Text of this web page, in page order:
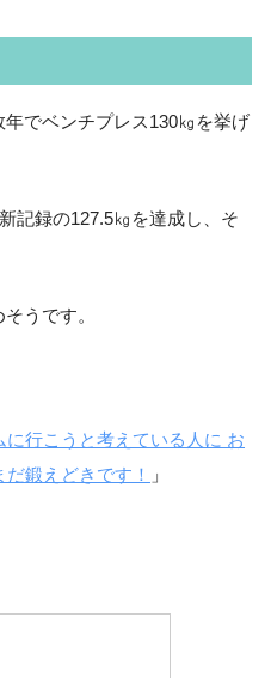
でベンチプレス130㎏を挙げ
記録の127.5㎏を達成し、そ
うです。
に行こうと考えている人に お
鍛えどきです！
」